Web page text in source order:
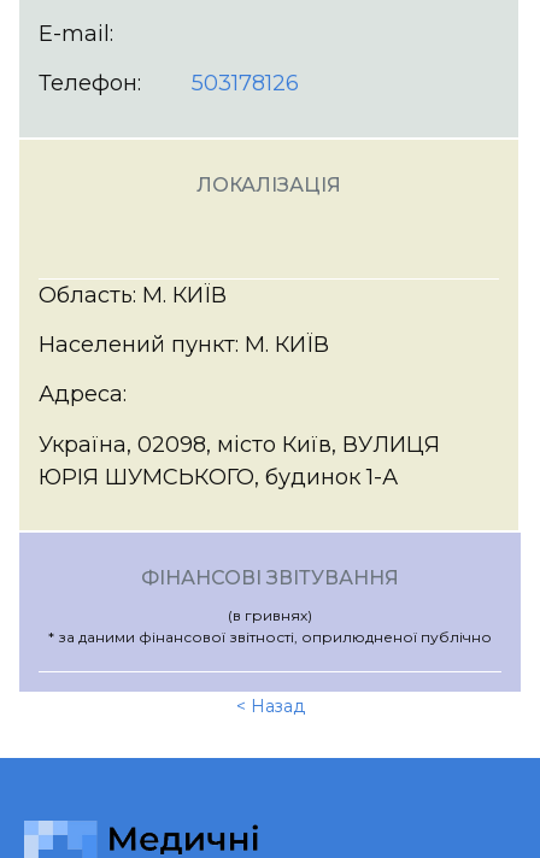
E-mail:
Телефон:
503178126
ЛОКАЛІЗАЦІЯ
Область: М. КИЇВ
Населений пункт: М. КИЇВ
Адреса:
Україна, 02098, місто Київ, ВУЛИЦЯ
ЮРІЯ ШУМСЬКОГО, будинок 1-А
ФІНАНСОВІ ЗВІТУВАННЯ
(в гривнях)
* за даними фінансової звітності, оприлюдненої публічно
< Назад